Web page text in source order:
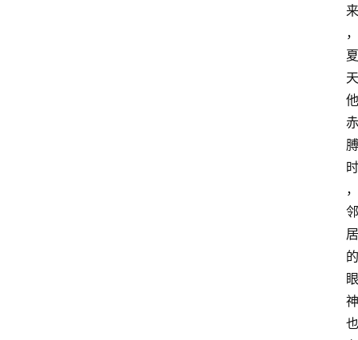
来
，
夏
天
他
赤
膊
时
，
邻
居
的
眼
神
也